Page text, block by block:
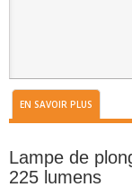
EN SAVOIR PLUS
Lampe de
225 lumens